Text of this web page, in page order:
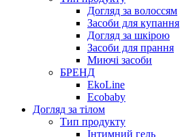
Догляд за волоссям
Засоби для купання
Догляд за шкірою
Засоби для прання
Миючі засоби
БРЕНД
EkoLine
Ecobaby
Догляд за тілом
Тип продукту
Інтимний гель